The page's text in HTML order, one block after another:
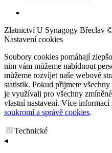
Zlatnictví U Synagogy Břeclav
Nastavení cookies
Soubory cookies pomáhají
nim vám můžeme nabídnout
můžeme rozvíjet naše webové
statistik. Pokud přijmete
je využívali pro všechny
vlastní nastavení. Více informací
soukromí a správě cookies.
Technické
◂